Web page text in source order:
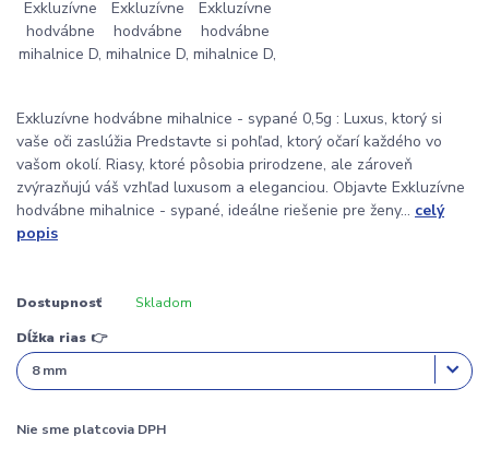
Exkluzívne hodvábne mihalnice - sypané 0,5g : Luxus, ktorý si
vaše oči zaslúžia Predstavte si pohľad, ktorý očarí každého vo
vašom okolí. Riasy, ktoré pôsobia prirodzene, ale zároveň
zvýrazňujú váš vzhľad luxusom a eleganciou. Objavte Exkluzívne
hodvábne mihalnice - sypané, ideálne riešenie pre ženy... celý
popis
Dostupnosť Skladom
Dĺžka rias 👉
Nie sme platcovia DPH